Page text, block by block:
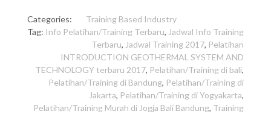
Categories:
Training Based Industry
Tag: Info Pelatihan/Training Terbaru, Jadwal Info Training
Terbaru, Jadwal Training 2017, Pelatihan
INTRODUCTION GEOTHERMAL SYSTEM AND
TECHNOLOGY terbaru 2017, Pelatihan/Training di bali,
Pelatihan/Training di Bandung, Pelatihan/Training di
Jakarta, Pelatihan/Training di Yogyakarta,
Pelatihan/Training Murah di Jogja Bali Bandung, Training